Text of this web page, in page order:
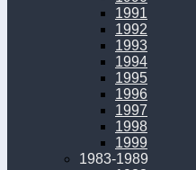
1991
1992
1993
1994
1995
1996
1997
1998
1999
1983-1989